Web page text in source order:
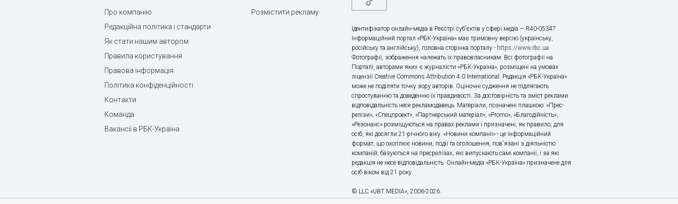
Про компанію
Редакційна політика і стандарти
Як стати нашим автором
Правила користування
Правова інформація
Політика конфіденційності
Контакти
Команда
Вакансії в РБК-Україна
Розмістити рекламу
Ідентифікатор онлайн-медіа в Реєстрі суб’єктів у сфері медіа — R40-05347
Інформаційний портал «РБК-Україна» має тримовну версію (українську,
російську та англійську), головна сторінка порталу - https://www.rbc.ua.
Фотографії, зображення належать їх правовласникам. Всі фотографії на
Порталі, авторами яких є журналісти «РБК-Україна», розміщені на умовах
ліцензії Creative Commons Attribution 4.0 International. Редакція «РБК-Україна»
може не поділяти точку зору авторів. Оціночні судження не підлягають
спростуванню та доведенню їх правдивості. За достовірність та зміст реклами
відповідальність несе рекламодавець. Матеріали, позначені плашкою: «Прес-
релізи», «Спецпроект», «Партнерський матеріал», «Promo», «Благодійність»,
«Резонанс» розміщуються на правах реклами і призначені, як правило, для
осіб, які досягли 21-річного віку. «Новини компанії» - це інформаційний
формат, що охоплює новини, події та оголошення, пов'язані з діяльністю
компаній, базуються на пресрелізах, які випускають самі компанії, і за які
редакція не несе відповідальність. Онлайн-медіа «РБК-Україна» призначене для
осіб віком від 21 року.
© LLC «UBT MEDIA», 2006-2026.